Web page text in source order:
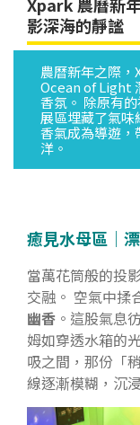
影深海的靜謐
農曆新年之際
Ocean of Light
香氛。 除原有
展區埋藏了氣
香氣成為導遊，
洋。
癒見水母區｜
當萬花筒般的投
交融。 空氣中揉
幽香 。這股氣息
姆如穿透水箱的
吸之間，那份「
線逐漸模糊，沉